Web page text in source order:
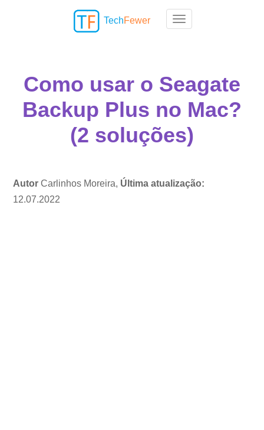
Toggle navigation
TechFewer
Como usar o Seagate
Backup Plus no Mac?
(2 soluções)
Autor Carlinhos Moreira, Última atualização:
12.07.2022